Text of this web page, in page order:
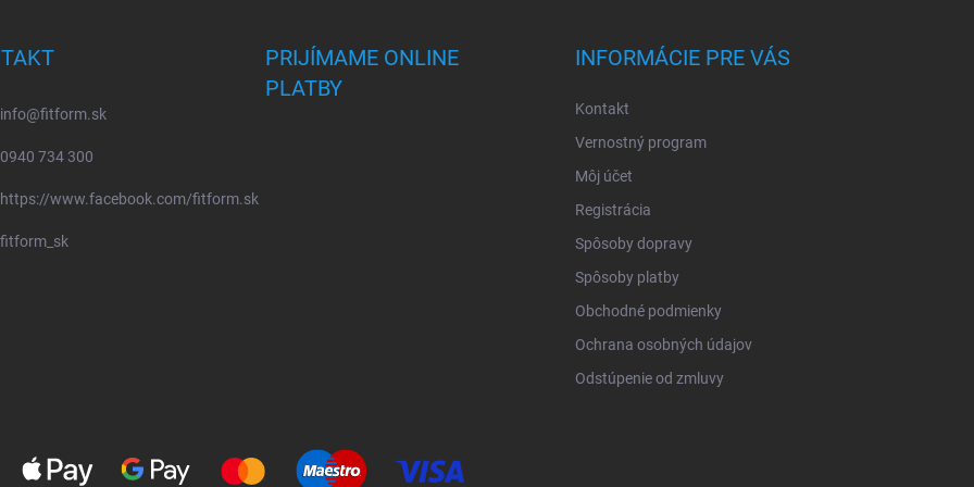
info@fitform.sk
0940 734 300
https://www.facebook.com/fitform.sk
fitform_sk
PRIJÍMAME ONLINE
PLATBY
INFORMÁCIE PRE VÁS
Kontakt
Vernostný program
Môj účet
Registrácia
Spôsoby dopravy
Spôsoby platby
Obchodné podmienky
Ochrana osobných údajov
Odstúpenie od zmluvy